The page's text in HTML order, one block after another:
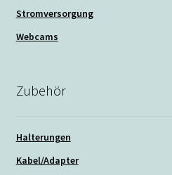
Stromversorgung
Webcams
Zubehör
Halterungen
Kabel/Adapter